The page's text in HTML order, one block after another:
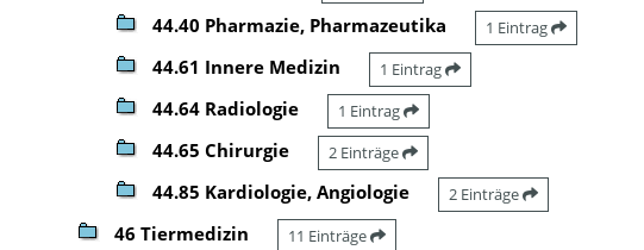
44.40 Pharmazie, Pharmazeutika 1 Eintrag
44.61 Innere Medizin 1 Eintrag
44.64 Radiologie 1 Eintrag
44.65 Chirurgie 2 Einträge
44.85 Kardiologie, Angiologie 2 Einträge
46 Tiermedizin 11 Einträge